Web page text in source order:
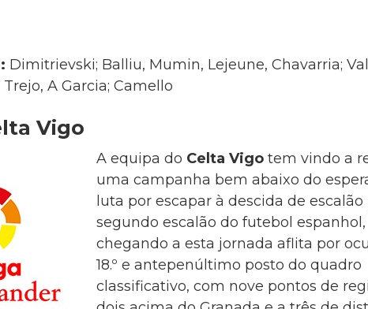
Dimitrievski; Balliu, Mumin, Lejeune, Chavarria;
Trejo, A Garcia; Camello
Vigo
A equipa do Celta Vigo tem vindo a
uma campanha bem abaixo do
luta por escapar à descida de escalão
segundo escalão do futebol espanhol,
chegando a esta jornada aflita por
18.º e antepenúltimo posto do quadro
classificativo, com nove pontos de